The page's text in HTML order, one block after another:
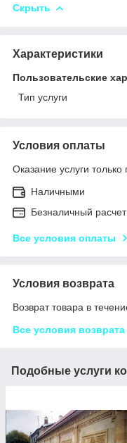
Скрыть
Характеристики
Пользовательские
Тип услуги
Условия оплаты
Оказание услуги только
Наличными
Безналичный расчет
Все условия оплаты
Условия возврата
Возврат товара в
Все условия возврата
Подобные услуги